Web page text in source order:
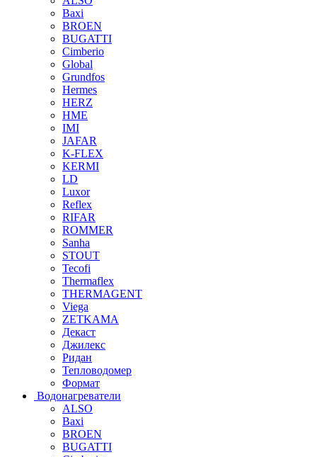
Baxi
BROEN
BUGATTI
Cimberio
Global
Grundfos
Hermes
HERZ
HME
IMI
JAFAR
K-FLEX
KERMI
LD
Luxor
Reflex
RIFAR
ROMMER
Sanha
STOUT
Tecofi
Thermaflex
THERMAGENT
Viega
ZETKAMA
Декаст
Джилекс
Ридан
Тепловодомер
Формат
Водонагреватели
ALSO
Baxi
BROEN
BUGATTI